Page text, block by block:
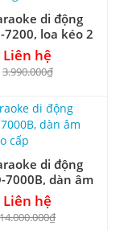
di động
7200, loa kéo 2
tiếng
Liên hệ
3.990.000₫
di động
7000B, dàn âm
cao cấp
Liên hệ
14.000.000₫